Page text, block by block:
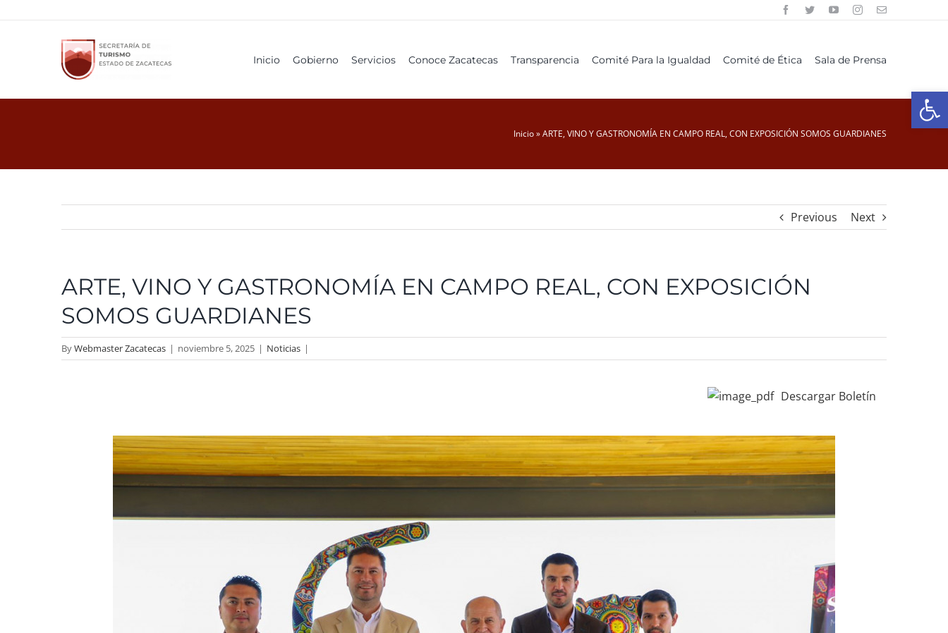
Inicio Gobierno Servicios Conoce Zacatecas Transparencia Comité Para la Igualdad Comité de Ética Sala de Prensa
Inicio»ARTE, VINO Y GASTRONOMÍA EN CAMPO REAL, CON EXPOSICIÓN SOMOS GUARDIANES
Previous Next
ARTE, VINO Y GASTRONOMÍA EN CAMPO REAL, CON EXPOSICIÓN
SOMOS GUARDIANES
ByWebmaster Zacatecas | noviembre 5, 2025 | Noticias |
Descargar Boletín